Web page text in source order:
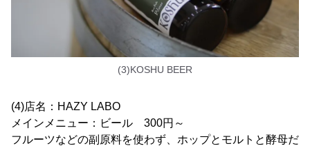
(3)KOSHU BEER
(4)店名：HAZY LABO
メインメニュー：ビール 300円～
フルーツなどの副原料を使わず、ホップとモルトと酵母だ